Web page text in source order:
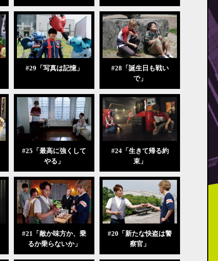
#29「写真は記憶」
#28「誕生日も戦い
で」
#25「最高に強くして
やる」
#24「生きて帰る約
束」
#21「敵か味方か、乗
るか乗らないか」
#20「新たな快盗は警
察官」